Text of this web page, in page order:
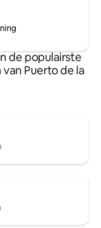
de populairste
Puerto de la